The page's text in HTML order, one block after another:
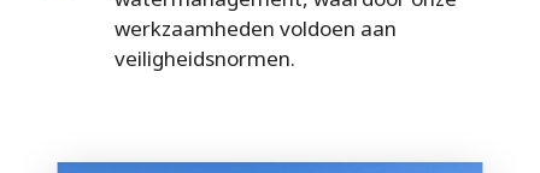
werkzaamheden voldoen aan
veiligheidsnormen.